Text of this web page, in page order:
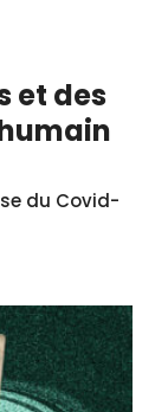
et des
du Covid-